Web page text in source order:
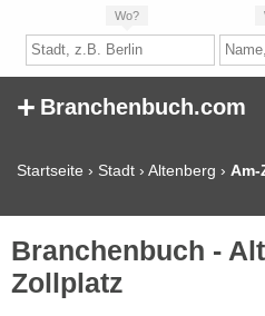
Wo?
+ Branchenbuch.com
Startseite › Stadt › Altenberg ›
Branchenbuch -
Zollplatz